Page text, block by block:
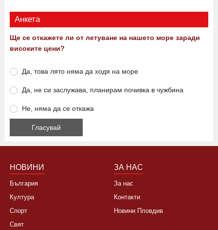
Анкета
Ще се откажете ли от летуване на нашето море заради
високите цени?
Да, това лято няма да ходя на море
Да, не си заслужава, планирам почивка в чужбина
Не, няма да се откажа
НОВИНИ
България
Култура
Спорт
Свят
ЗА НАС
За нас
Контакти
Новини Пловдив